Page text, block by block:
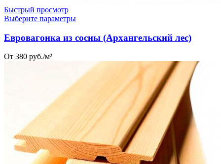
Быстрый просмотр
Выберите параметры
Евровагонка из сосны (Архангельский лес)‎
От 380 руб./м²